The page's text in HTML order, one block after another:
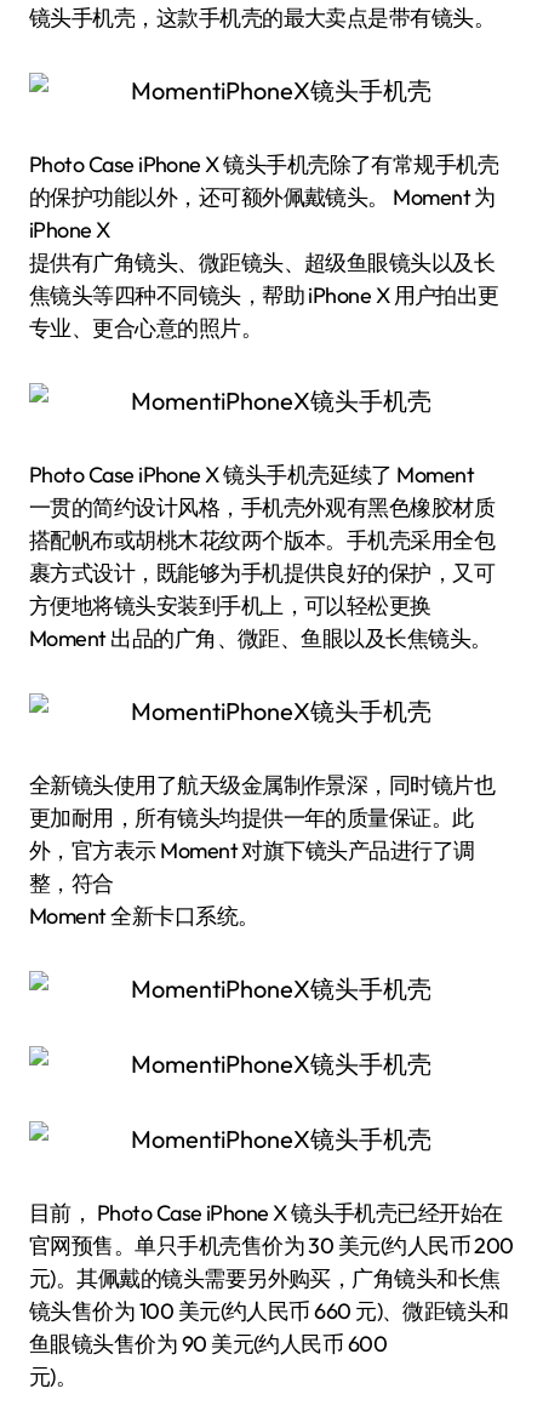
镜头手机壳，这款手机壳的最大卖点是带有镜头。
Photo Case iPhone X 镜头手机壳除了有常规手机壳
的保护功能以外，还可额外佩戴镜头。 Moment 为
iPhone X
提供有广角镜头、微距镜头、超级鱼眼镜头以及长
焦镜头等四种不同镜头，帮助 iPhone X 用户拍出更
专业、更合心意的照片。
Photo Case iPhone X 镜头手机壳延续了 Moment
一贯的简约设计风格，手机壳外观有黑色橡胶材质
搭配帆布或胡桃木花纹两个版本。手机壳采用全包
裹方式设计，既能够为手机提供良好的保护，又可
方便地将镜头安装到手机上，可以轻松更换
Moment 出品的广角、微距、鱼眼以及长焦镜头。
全新镜头使用了航天级金属制作景深，同时镜片也
更加耐用，所有镜头均提供一年的质量保证。此
外，官方表示 Moment 对旗下镜头产品进行了调
整，符合
Moment 全新卡口系统。
目前， Photo Case iPhone X 镜头手机壳已经开始在
官网预售。单只手机壳售价为 30 美元(约人民币 200
元)。其佩戴的镜头需要另外购买，广角镜头和长焦
镜头售价为 100 美元(约人民币 660 元)、微距镜头和
鱼眼镜头售价为 90 美元(约人民币 600
元)。